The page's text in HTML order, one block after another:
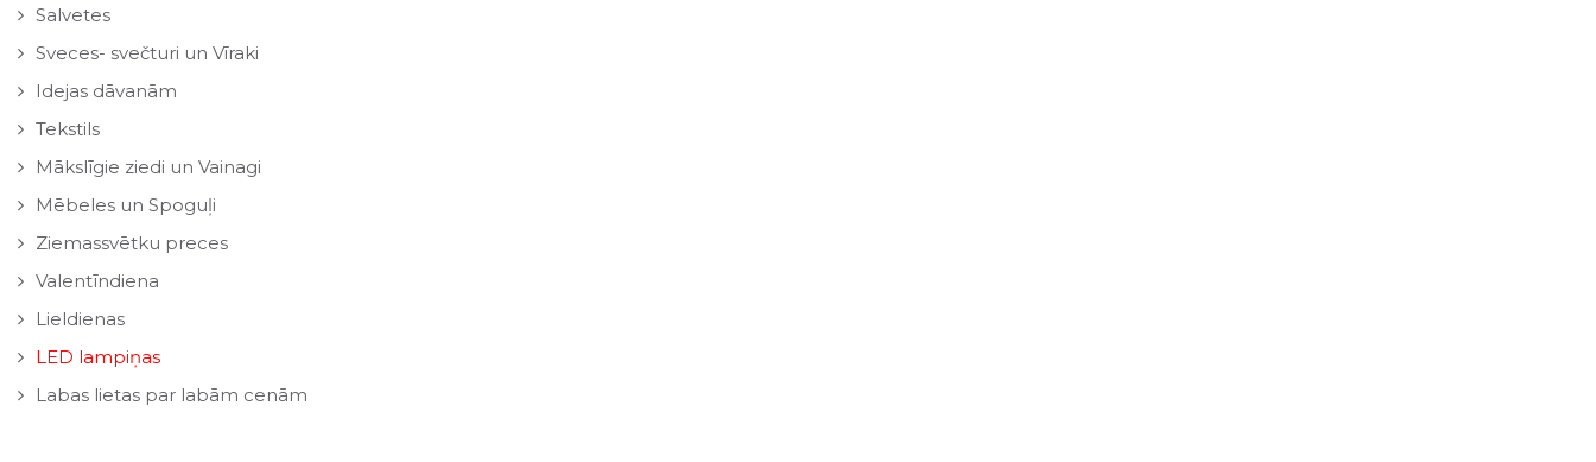
Salvetes
Sveces- svečturi un Vīraki
Idejas dāvanām
Tekstils
Mākslīgie ziedi un Vainagi
Mēbeles un Spoguļi
Ziemassvētku preces
Valentīndiena
Lieldienas
LED lampiņas
Labas lietas par labām cenām